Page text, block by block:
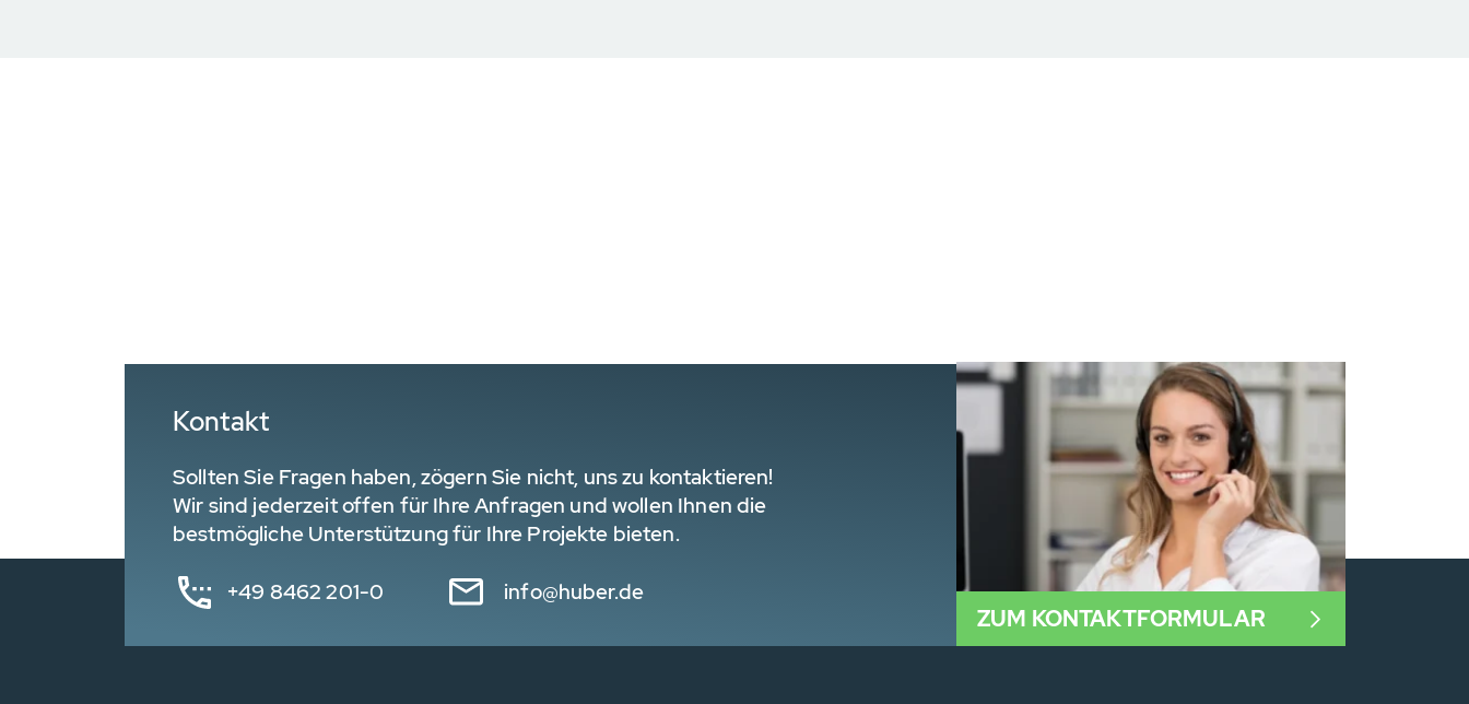
Kontakt
Sollten Sie Fragen haben, zögern Sie nicht, uns zu kontaktieren!
Wir sind jederzeit offen für Ihre Anfragen und wollen Ihnen die
bestmögliche Unterstützung für Ihre Projekte bieten.
+49 8462 201-0 info@huber.de
ZUM KONTAKTFORMULAR